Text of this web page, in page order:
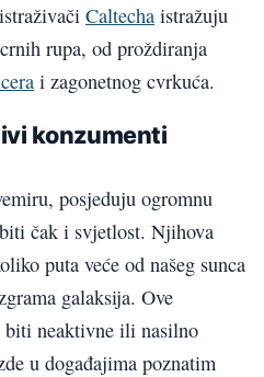
Caltecha istražuju
rupa, od proždiranja
i zagonetnog cvrkuća.
konzumenti
posjeduju ogromnu
čak i svjetlost. Njihova
puta veće od našeg sunca
galaksija. Ove
biti neaktivne ili nasilno
u događajima poznatim